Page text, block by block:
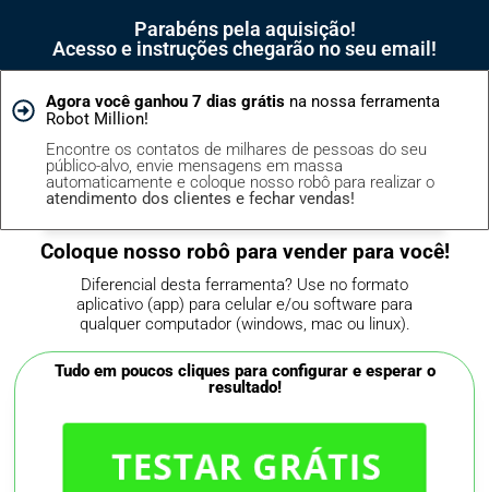
Parabéns pela aquisição!
Acesso e instruções chegarão no seu email!
Agora você ganhou 7 dias grátis na nossa ferramenta
Robot Million!
Encontre os contatos de milhares de pessoas do seu
público-alvo, envie mensagens em massa
automaticamente e coloque nosso robô para realizar o
atendimento dos clientes e fechar vendas!
Coloque nosso robô para vender para você!
Diferencial desta ferramenta? Use no formato
aplicativo (app) para celular e/ou software para
qualquer computador (windows, mac ou linux).
Tudo em poucos cliques para configurar e esperar o
resultado!